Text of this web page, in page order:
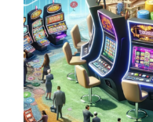
Desafíos y
Mercado de
Una